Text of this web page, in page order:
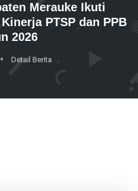
Merauke Ikuti
PTSP dan PPB
2026
Detail Berita